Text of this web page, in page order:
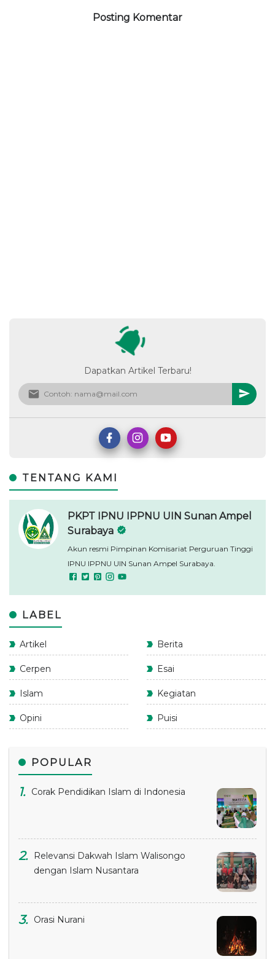
Posting Komentar
Dapatkan Artikel Terbaru!
TENTANG KAMI
PKPT IPNU IPPNU UIN Sunan Ampel
Surabaya
Akun resmi Pimpinan Komisariat Perguruan Tinggi
IPNU IPPNU UIN Sunan Ampel Surabaya.
LABEL
Artikel Berita
Cerpen Esai
Islam Kegiatan
Opini Puisi
POPULAR
Corak Pendidikan Islam di Indonesia
Relevansi Dakwah Islam Walisongo
dengan Islam Nusantara
Orasi Nurani